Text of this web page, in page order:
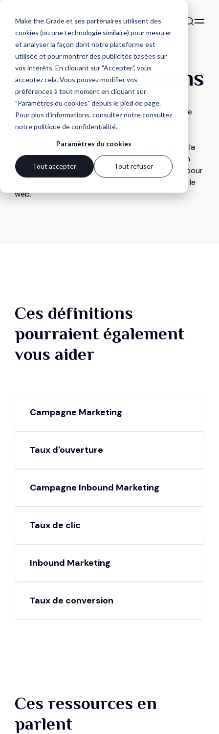
Make the Grade et ses partenaires utilisent des
cookies (ou une technologie similaire) pour mesurer
et analyser la façon dont notre plateforme est
utilisée et pour montrer des publicités basées sur
vos intérêts. En cliquant sur "Accepter", vous
acceptez cela. Vous pouvez modifier vos
préférences à tout moment en cliquant sur
"Paramètres du cookies" depuis le pied de page.
Pour plus d'informations, consultez notreconsultez
notre politique de confidentialité.
Paramètres du cookies
Tout accepter Tout refuser
DÉFINITION
Creative Commons
Creative Commons : désigne un logiciel éditeur de
licences de droits d'auteurs pour protéger les
différents types de licence qui vont règlementer la
reproduction, la distribution et la communication
d'un contenu au public. Ces licences sont utiles pour
protéger des photos, des visuels, des textes sur le
web.
Ces définitions
pourraient également
vous aider
Campagne Marketing
Taux d'ouverture
Campagne Inbound Marketing
Taux de clic
Inbound Marketing
Taux de conversion
Ces ressources en
parlent